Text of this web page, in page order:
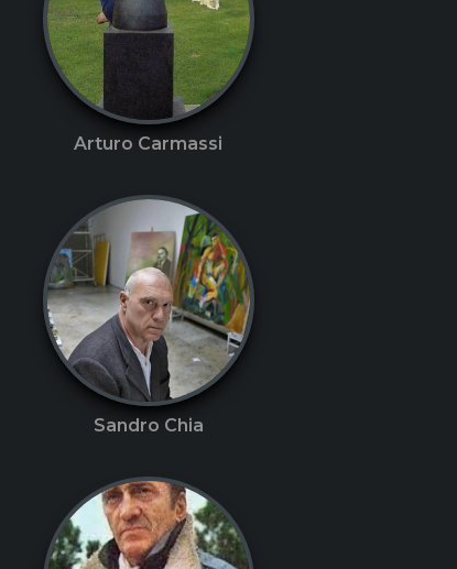
Arturo Carmassi
Sandro Chia